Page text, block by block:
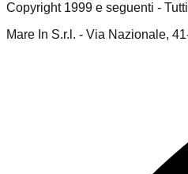
Copyright 1999 e seguenti -
Mare In S.r.l. - Via Nazionale,